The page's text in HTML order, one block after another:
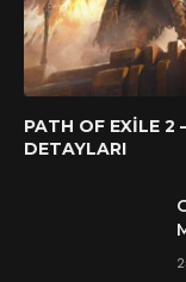
PATH OF EXILE 2
DETAYLARI